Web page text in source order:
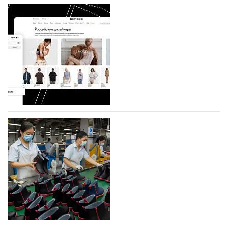
BALLINA представит свои новинки на Euro
Shoes
Компания BALLINA Guangzhou Lihuang Footwear
Co., Ltd., основанная в 2011 году и расположенная в
Гуанчжоу, столице моды Китая, является
профессиональной обувной компанией,
объединяющей разработку, производство и…
07.08.2026 713
На платформе Lamoda - новый раздел и
условия продвижения локальных
дизайнерских марок
Российский маркетплейс Lamoda решил обновить
раздел для продажи продукции локальных
дизайнерских марок одежды, обуви и аксессуаров.
Бренды также получат маркетинговую…